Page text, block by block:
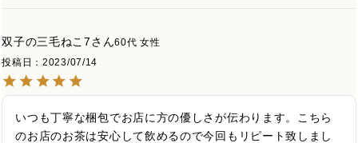
双子の三毛ねこ7 60代 女性
投稿日
2023/07/14
いつも丁寧な梱包でお店に方の優しさが伝わります。こちら
のお店のお茶は安心して飲めるので今回もリピート致しまし